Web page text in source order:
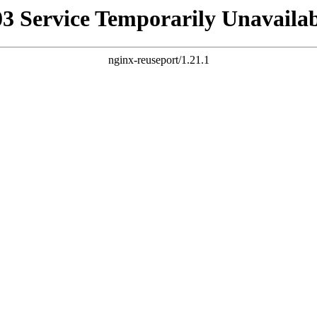
Service Temporarily
nginx-reuseport/1.21.1